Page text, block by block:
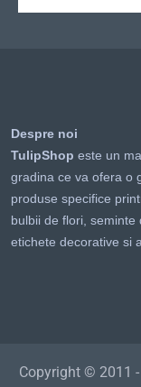
Despre noi
TulipShop este un
gradina ce va ofera o
produse specifice
bulbii de flori, seminte
etichete decorative si
Copyright © 2011